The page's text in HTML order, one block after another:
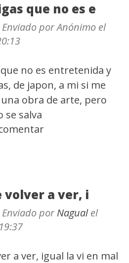
que no es e
Enviado porAnónimo el
no es entretenida y
de japon, a mi si me
obra de arte, pero
se salva
volver a ver, i
Enviado porNagualel
a ver, igual la vi en mal